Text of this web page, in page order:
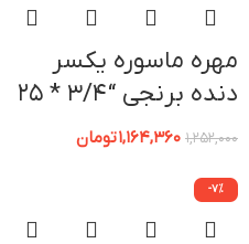
مهره ماسوره یکسر
دنده برنجی “3/4 * 25
UPVC پیمتاش
1,252,000
1,164,360تومان
-7%